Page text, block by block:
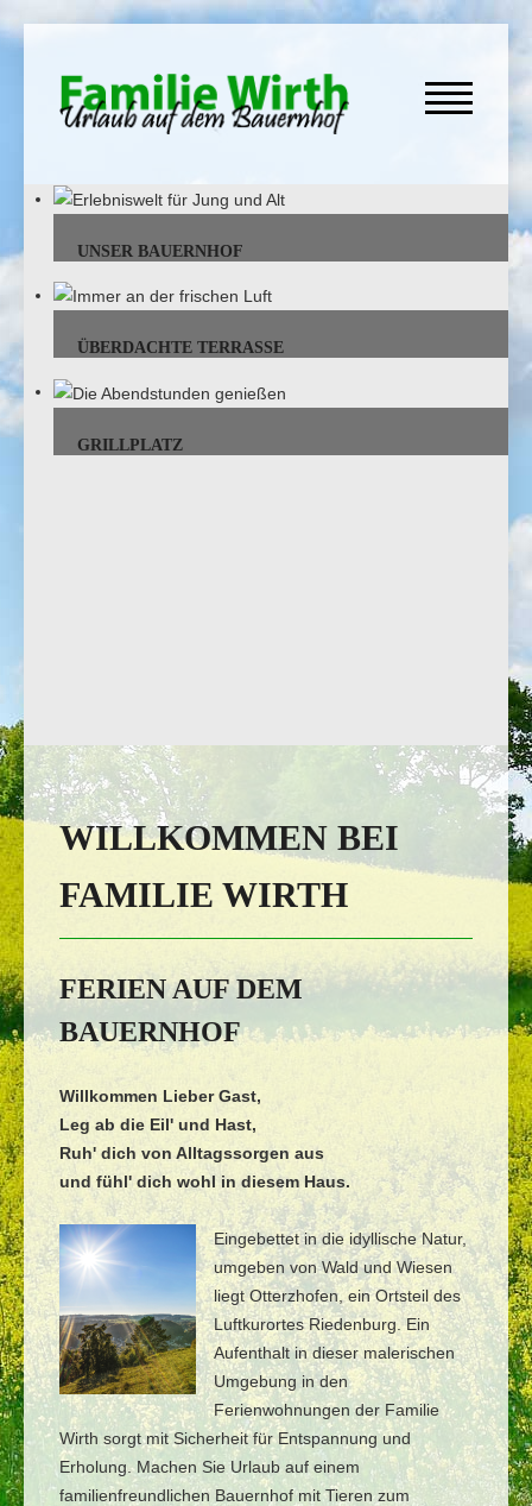
UNSER BAUERNHOF
ÜBERDACHTE TERRASSE
GRILLPLATZ
WILLKOMMEN BEI
FAMILIE WIRTH
FERIEN AUF DEM
BAUERNHOF
Willkommen Lieber Gast,
Leg ab die Eil' und Hast,
Ruh' dich von Alltagssorgen aus
und fühl' dich wohl in diesem Haus.
Eingebettet in die idyllische Natur,
umgeben von Wald und Wiesen
liegt Otterzhofen, ein Ortsteil des
Luftkurortes Riedenburg. Ein
Aufenthalt in dieser malerischen
Umgebung in den
Ferienwohnungen der Familie
Wirth sorgt mit Sicherheit für Entspannung und
Erholung. Machen Sie Urlaub auf einem
familienfreundlichen Bauernhof mit Tieren zum